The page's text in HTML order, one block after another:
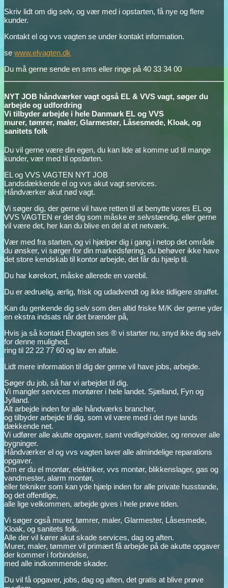
Skriv lidt om dig selv, og vær med i opstarten, få nye og flere
kunder.
Kontakt el og vvs vagten se under kontakt information.
se www.elvagten.dk
Du må gerne sende en sms eller ringe på 40 33 34 00
NYT JOB håndværker vagt også EL & VVS vagt, søger du
arbejde og udfordring
Vi tilbyder arbejde i hele Danmark EL og VVS
murer, tømrer, maler, Glarmester, Låsesmede, Kloak, og
sanitets folk
Du vil gerne være din egen, du kan lide at komme ud til mange
kunder, vær med til opstarten.
EL og VVS VAGTEN NYT JOB
Landsdækkende el og vvs akut vagt services.
Håndværker akut nød vagt.
Vi søger dig, der gerne vil have retten til at benytte vores EL og
VVS VAGTEN er det dig som måske er selvstændig, eller gerne
vil være det, her kan du blive en del at et netværk.
Vær med fra starten, og vi hjælper dig i gang i netop det område
du ønsker, vi sørger for din markedsføring, du behøver ikke have
det store kendskab til kontor arbejde, det får du hjælp til.
Du har kørekort, måske allerede en varebil.
Du er ædruelig, ærlig, frisk og udadvendt og ikke tidligere straffet.
Kan du genkende dig selv som den altid friske M/K der gerne yder
en ekstra indsats når det brænder på,
Hvis ja så kontakt Elvagten ses ® vi starter nu, snyd ikke dig selv
for denne mulighed.
ring til 22 22 77 60 og lav en aftale.
Lidt mere information til dig der gerne vil have jobs, arbejde.
Søger du job, så har vi arbejdet til dig.
Vi mangler services montører i hele landet. Sjælland, Fyn og
Jylland.
Alt arbejde inden for alle håndværks brancher,
og tilbyder arbejde til dig, som vil være med i det nye lands
dækkende net.
Vi udfører alle akutte opgaver, samt vedligeholder, og renover alle
bygninger.
Håndværker el og vvs vagten laver alle almindelige reparations
opgaver.
Om er du el montør, elektriker, vvs montør, blikkenslager, gas og
vandmester, alarm montør,
eller tekniker som kan yde hjælp inden for alle private husstande,
og det offentlige,
alle lige velkommen, arbejde gives i hele prøve tiden.
Vi søger også murer, tømrer, maler, Glarmester, Låsesmede,
Kloak, og sanitets folk.
Alle der vil kører akut skade services, dag og aften.
Murer, maler, tømmer vil primært få arbejde på de akutte opgaver
der kommer i forbindelse,
med alle indkommende skader.
Du vil få opgaver, jobs, dag og aften, det gratis at blive prøve